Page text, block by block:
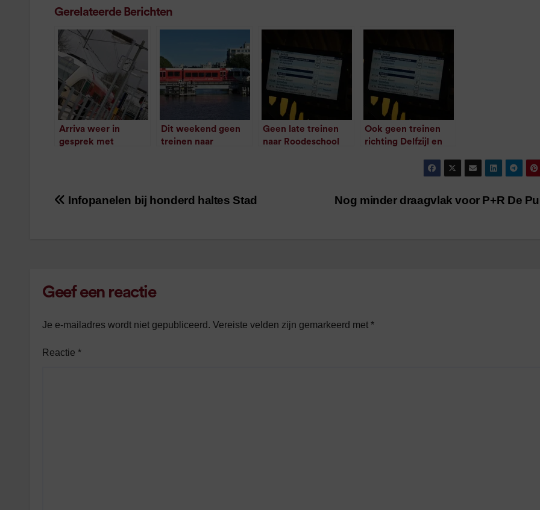
Gerelateerde Berichten
Arriva weer in
gesprek met
Dit weekend geen
treinen naar
Geen late treinen
naar Roodeschool
Ook geen treinen
richting Delfzijl en
minuut leestijd
Bericht
Nog minder draagvlak voor P+R De
Infopanelen bij honderd haltes Stad
Geef een reactie
Je e-mailadres wordt niet gepubliceerd. Vereiste velden zijn gemarkeerd met *
Reactie *